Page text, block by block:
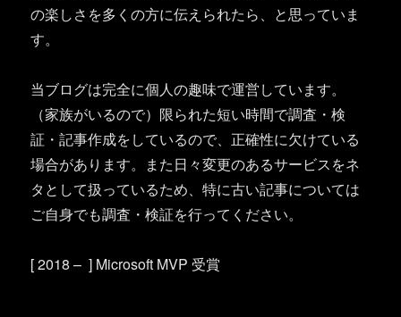
の楽しさを多くの方に伝えられたら、と思っていま
す。
当ブログは完全に個人の趣味で運営しています。
（家族がいるので）限られた短い時間で調査・検
証・記事作成をしているので、正確性に欠けている
場合があります。また日々変更のあるサービスをネ
タとして扱っているため、特に古い記事については
ご自身でも調査・検証を行ってください。
[ 2018 – ] Microsoft MVP 受賞